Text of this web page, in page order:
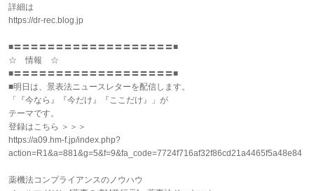
詳細は
https://dr-rec.blog.jp
■〓〓〓〓〓〓〓〓〓〓〓〓〓〓〓〓〓〓〓■
☆ 情報 ☆
■〓〓〓〓〓〓〓〓〓〓〓〓〓〓〓〓〓〓〓■
■明日は、景表法ニュースレターを配信します。
「『今なら』『今だけ』『ここだけ』」が
テーマです。
登録はこちら ＞＞＞
https://a09.hm-f.jp/index.php?
action=R1&a=881&g=5&f=9&fa_code=7724f716af32f86cd21a4465f5a48e84
薬機法コンプライアンスのノウハウ